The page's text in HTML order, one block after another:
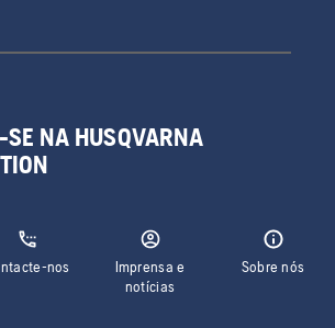
SE NA HUSQVARNA
nos
Imprensa e
notícias
Sobre nós